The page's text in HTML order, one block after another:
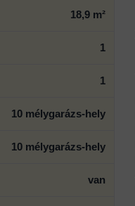
18,9 m²
1
1
10 mélygarázs-hely
10 mélygarázs-hely
van